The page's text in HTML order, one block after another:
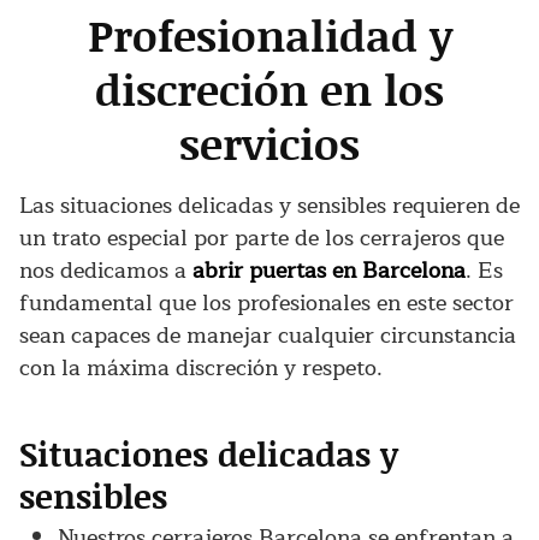
Profesionalidad y
discreción en los
servicios
Las situaciones delicadas y sensibles requieren de
un trato especial por parte de los cerrajeros que
nos dedicamos aabrir puertas en Barcelona. Es
fundamental que los profesionales en este sector
sean capaces de manejar cualquier circunstancia
con la máxima discreción y respeto.
Situaciones delicadas y
sensibles